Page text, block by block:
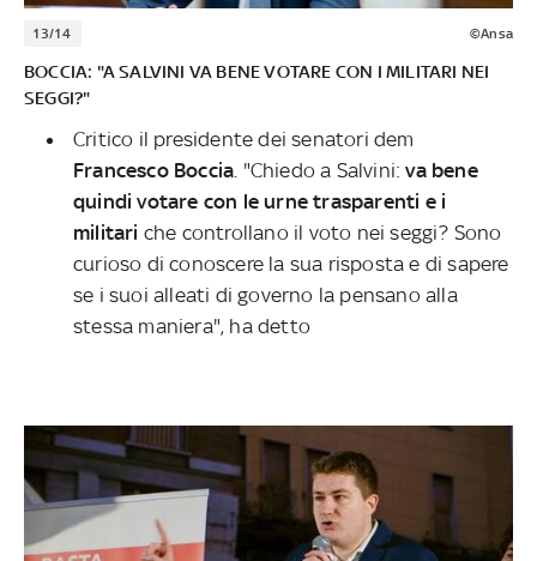
13/14 ©Ansa
BOCCIA: "A SALVINI VA BENE VOTARE CON I MILITARI NEI
SEGGI?"
Critico il presidente dei senatori dem
Francesco Boccia. "Chiedo a Salvini:va bene
quindi votare con le urne trasparenti e i
militari che controllano il voto nei seggi? Sono
curioso di conoscere la sua risposta e di sapere
se i suoi alleati di governo la pensano alla
stessa maniera", ha detto